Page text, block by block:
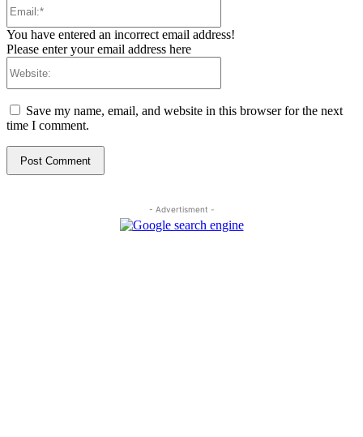
You have entered an incorrect email address!
Please enter your email address here
Save my name, email, and website in this browser for the next
time I comment.
- Advertisment -